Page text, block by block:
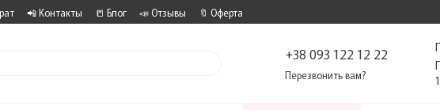
📲 Контакты 📒 Блог 📣 Отзывы 🔖 Оферта
+38 093 122 12 22
Перезвонить вам?